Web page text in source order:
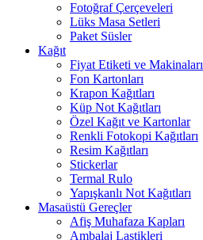
Fotoğraf Çerçeveleri
Lüks Masa Setleri
Paket Süsler
Kağıt
Fiyat Etiketi ve Makinaları
Fon Kartonları
Krapon Kağıtları
Küp Not Kağıtları
Özel Kağıt ve Kartonlar
Renkli Fotokopi Kağıtları
Resim Kağıtları
Stickerlar
Termal Rulo
Yapışkanlı Not Kağıtları
Masaüstü Gereçler
Afiş Muhafaza Kapları
Ambalaj Lastikleri